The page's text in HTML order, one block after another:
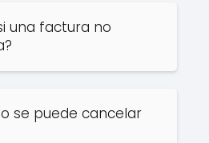
una factura no
se puede cancelar